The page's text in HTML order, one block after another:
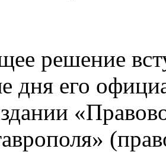
решение
дня его